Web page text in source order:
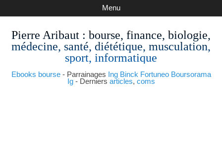
Pierre Aribaut : bourse, finance, biologie,
médecine, santé, diététique, musculation,
sport, informatique
Ebooks bourse- Parrainages Ing Binck Fortuneo Boursorama
Ig- Derniers articles, coms
Menu